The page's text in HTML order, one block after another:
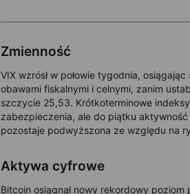
Zmienność
VIX wzrósł w połowie tygodnia,
obawami fiskalnymi i celnymi, zanim
szczycie 25,53. Krótkoterminowe
zabezpieczenia, ale do piątku aktywność
pozostaje podwyższona ze względu na
Aktywa cyfrowe
Bitcoin osiągnął nowy rekordowy poziom